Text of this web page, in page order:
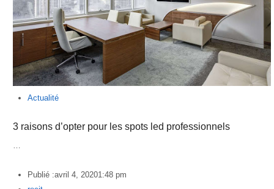
Actualité
3 raisons d’opter pour les spots led professionnels
Publié :avril 4, 20201:48 pm